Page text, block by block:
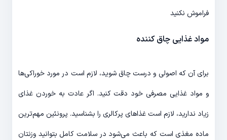
فراموش نکنید
مواد غذایی چاق کننده
برای آن‌ که اصولی و درست چاق شوید، لازم است در مورد خوراکی‌ها
و مواد غذایی مصرفی خود دقت کنید. اگر عادت به خوردن غذای
زیاد ندارید، لازم است غذاهای پرکالری را بشناسید. پرونئین‌ مهم‌ترین
ماده مغذی است که باعث می‌شود در سلامت کامل بتوانید وزنتان